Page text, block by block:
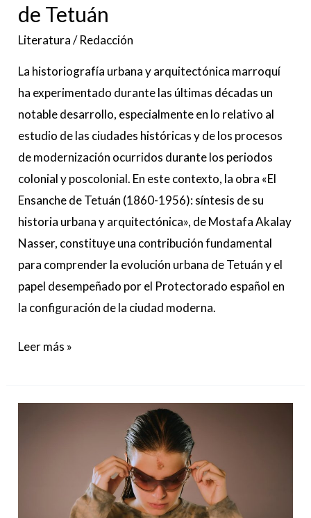
de Tetuán
Literatura/Redacción
La historiografía urbana y arquitectónica marroquí
ha experimentado durante las últimas décadas un
notable desarrollo, especialmente en lo relativo al
estudio de las ciudades históricas y de los procesos
de modernización ocurridos durante los periodos
colonial y poscolonial. En este contexto, la obra «El
Ensanche de Tetuán (1860-1956): síntesis de su
historia urbana y arquitectónica», de Mostafa Akalay
Nasser, constituye una contribución fundamental
para comprender la evolución urbana de Tetuán y el
papel desempeñado por el Protectorado español en
la configuración de la ciudad moderna.
Leer más »